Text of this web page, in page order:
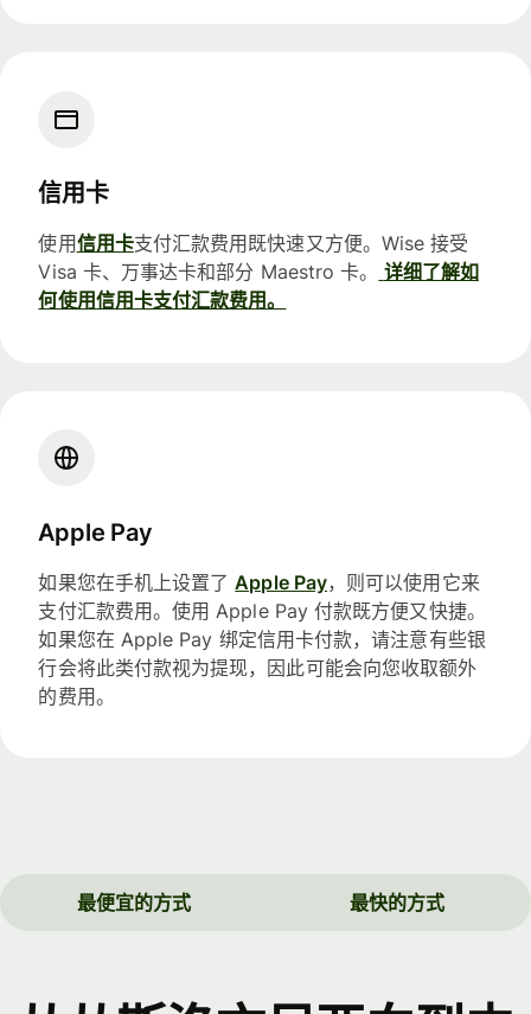
信用卡
使用信用卡支付汇款费用既快速又方便。Wise 接受
Visa 卡、万事达卡和部分 Maestro 卡。
详细了解如
何使用信用卡支付汇款费用。
Apple Pay
如果您在手机上设置了Apple Pay，则可以使用它来
支付汇款费用。使用 Apple Pay 付款既方便又快捷。
如果您在 Apple Pay 绑定信用卡付款，请注意有些银
行会将此类付款视为提现，因此可能会向您收取额外
的费用。
最便宜的方式 最快的方式